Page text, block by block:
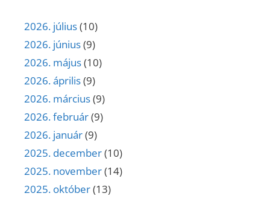
2026. július(10)
2026. június(9)
2026. május(10)
2026. április(9)
2026. március(9)
2026. február(9)
2026. január(9)
2025. december(10)
2025. november(14)
2025. október(13)